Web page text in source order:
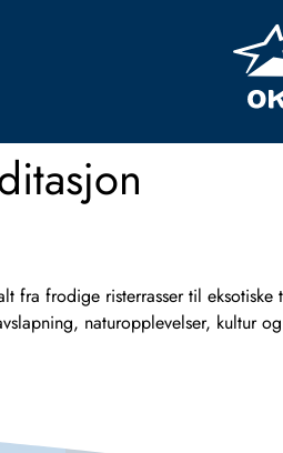
fra frodige risterrasser til
naturopplevelser,